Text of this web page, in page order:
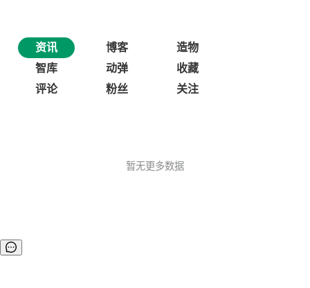
资讯 博客
造物
智库
动弹
收藏
评论
粉丝 关注
暂无更多数据